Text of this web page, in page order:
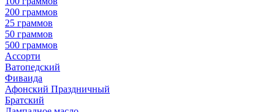
200 граммов
25 граммов
50 граммов
500 граммов
Ассорти
Ватопедский
Фиваида
Афонский Праздничный
Братский